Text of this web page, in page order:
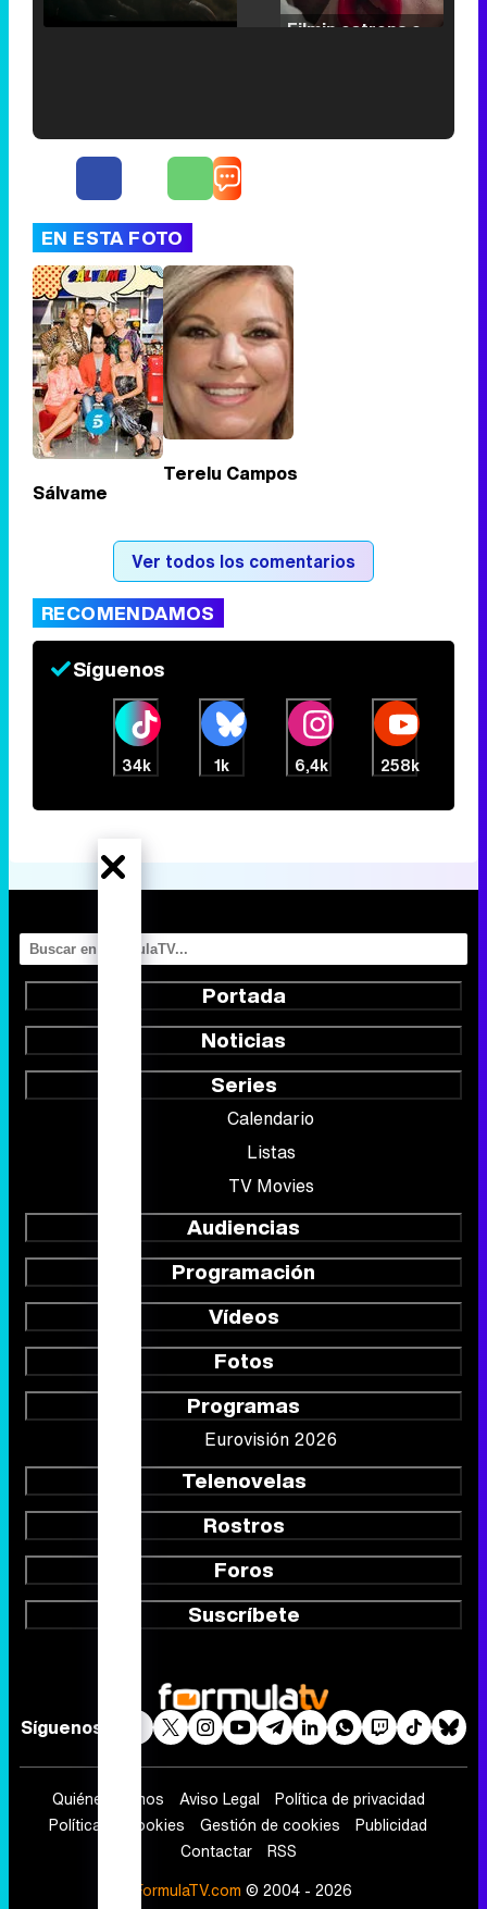
Unmute /
EN ESTA FOTO
Sálvame
Terelu Campos
Ver todos los comentarios
RECOMENDAMOS
Síguenos
34k 1k 6,4k 258k
Portada
Noticias
Series
Calendario
Listas
TV Movies
Audiencias
Programación
Vídeos
Fotos
Programas
Eurovisión 2026
Telenovelas
Rostros
Foros
Suscríbete
Síguenos
Quiénes somos Aviso Legal
Política de privacidad
Política de cookies
Gestión de cookies
Publicidad
Contactar
RSS
FormulaTV.com © 2004 - 2026